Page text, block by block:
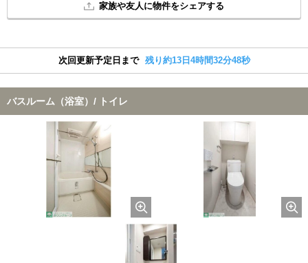
家族や友人に物件をシェアする
次回更新予定日まで 残り約13日4時間32分47秒
バスルーム（浴室）/ トイレ